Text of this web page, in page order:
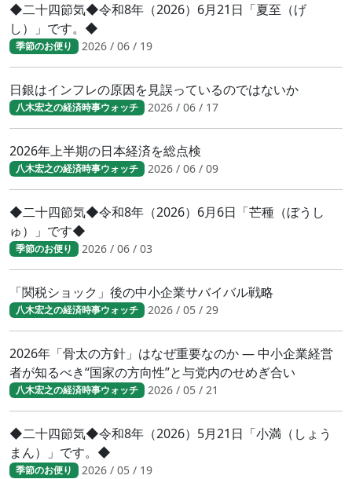
◆二十四節気◆令和8年（2026）6月21日「夏至（げ
し）」です。◆
季節のお便り 2026 / 06 / 19
日銀はインフレの原因を見誤っているのではないか
八木宏之の経済時事ウォッチ 2026 / 06 / 17
2026年上半期の日本経済を総点検
八木宏之の経済時事ウォッチ 2026 / 06 / 09
◆二十四節気◆令和8年（2026）6月6日「芒種（ぼうし
ゅ）」です◆
季節のお便り 2026 / 06 / 03
「関税ショック」後の中小企業サバイバル戦略
八木宏之の経済時事ウォッチ 2026 / 05 / 29
2026年「骨太の方針」はなぜ重要なのか ― 中小企業経営
者が知るべき“国家の方向性”と与党内のせめぎ合い
八木宏之の経済時事ウォッチ 2026 / 05 / 21
◆二十四節気◆令和8年（2026）5月21日「小満（しょう
まん）」です。◆
季節のお便り 2026 / 05 / 19